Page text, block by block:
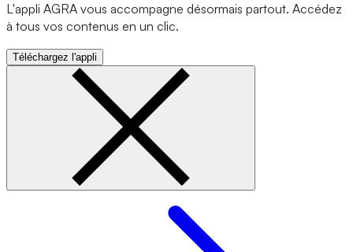
L'appli AGRA vous accompagne désormais partout. Accédez
à tous vos contenus en un clic.
Téléchargez l'appli